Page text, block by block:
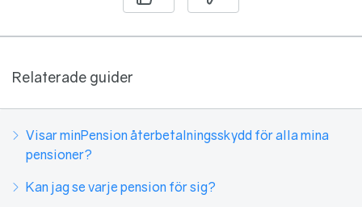
Relaterade guider
Visar minPension återbetalningsskydd för alla mina
pensioner?
Kan jag se varje pension för sig?